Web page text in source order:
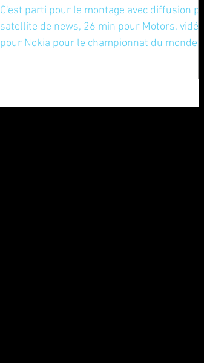
C'est parti pour le montage avec diffusion par
satellite de news, 26 min pour Motors, vidéo
pour Nokia pour le championnat du monde